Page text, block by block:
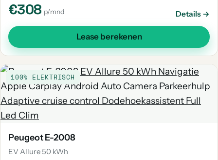
€308 p/mnd Details →
Lease berekenen
100% ELEKTRISCH
Peugeot E-2008
EV Allure 50 kWh